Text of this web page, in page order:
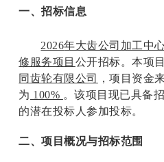
一、招标信息
2026年大齿公司加工中
修服务项目 公开招标。本项
同齿轮有限公司
，项目资金
为 100% 。该项目现已具备
的潜在投标人参加投标。
二、项目概况与招标范围